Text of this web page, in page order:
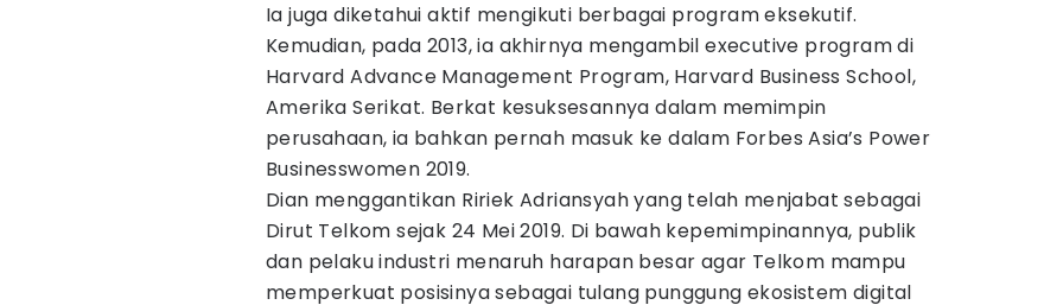
Ia juga diketahui aktif mengikuti berbagai program eksekutif.
Kemudian, pada 2013, ia akhirnya mengambil executive program di
Harvard Advance Management Program, Harvard Business School,
Amerika Serikat. Berkat kesuksesannya dalam memimpin
perusahaan, ia bahkan pernah masuk ke dalam Forbes Asia’s Power
Businesswomen 2019.
Dian menggantikan Ririek Adriansyah yang telah menjabat sebagai
Dirut Telkom sejak 24 Mei 2019. Di bawah kepemimpinannya, publik
dan pelaku industri menaruh harapan besar agar Telkom mampu
memperkuat posisinya sebagai tulang punggung ekosistem digital